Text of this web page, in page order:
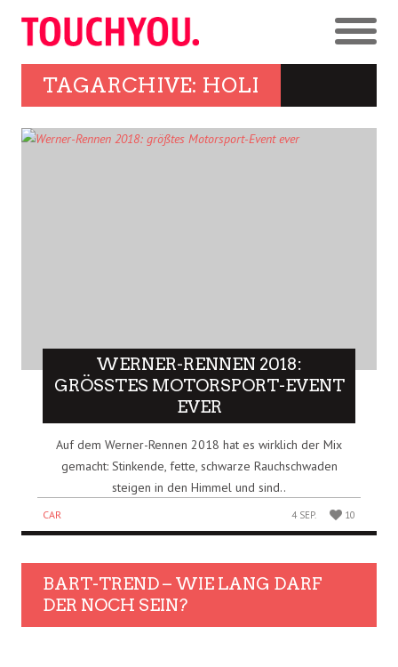
TAGARCHIVE: HOLI
WERNER-RENNEN 2018:
GRÖSSTES MOTORSPORT-EVENT E
VER
Auf dem Werner-Rennen 2018 hat es wirklich der Mix
gemacht: Stinkende, fette, schwarze Rauchschwaden
steigen in den Himmel und sind..
CAR 4 SEP. 10
BART-TREND – WIE LANG DARF
DER NOCH SEIN?